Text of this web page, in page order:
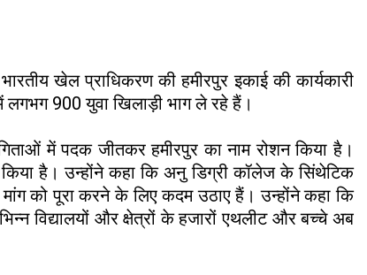
खेल प्राधिकरण की हमीरपुर इकाई की कार्यकारी
लगभग 900 युवा खिलाड़ी भाग ले रहे हैं।
में पदक जीतकर हमीरपुर का नाम रोशन किया है।
किया है। उन्होंने कहा कि अनु डिग्री कॉलेज के सिंथेटिक
को पूरा करने के लिए कदम उठाए हैं। उन्होंने कहा कि
विद्यालयों और क्षेत्रों के हजारों एथलीट और बच्चे अब